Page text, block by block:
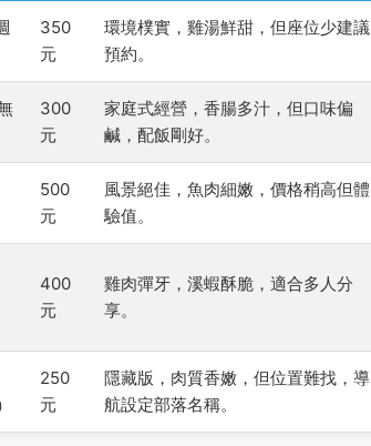
350
元
環境樸實，雞湯鮮甜，但座位少建議
預約。
300
元
家庭式經營，香腸多汁，但口味偏
鹹，配飯剛好。
500
元
風景絕佳，魚肉細嫩，價格稍高但體
驗值。
400
元
雞肉彈牙，溪蝦酥脆，適合多人分
享。
250
元
隱藏版，肉質香嫩，但位置難找，導
航設定部落名稱。